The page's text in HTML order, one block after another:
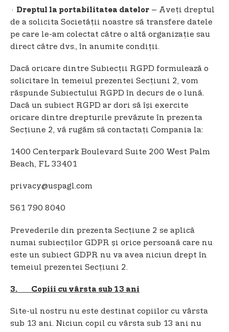
· Dreptul la portabilitatea datelor – Aveți dreptul
de a solicita Societății noastre să transfere datele
pe care le-am colectat către o altă organizație sau
direct către dvs., în anumite condiții.
Dacă oricare dintre Subiecții RGPD formulează o
solicitare în temeiul prezentei Secțiuni 2, vom
răspunde Subiectului RGPD în decurs de o lună.
Dacă un subiect RGPD ar dori să își exercite
oricare dintre drepturile prevăzute în prezenta
Secțiune 2, vă rugăm să contactați Compania la:
1400 Centerpark Boulevard Suite 200 West Palm
Beach, FL 33401
privacy@uspagl.com
561 790 8040
Prevederile din prezenta Secțiune 2 se aplică
numai subiecților GDPR și orice persoană care nu
este un subiect GDPR nu va avea niciun drept în
temeiul prezentei Secțiuni 2.
3. Copiii cu vârsta sub 13 ani
Site-ul nostru nu este destinat copiilor cu vârsta
sub 13 ani. Niciun copil cu vârsta sub 13 ani nu